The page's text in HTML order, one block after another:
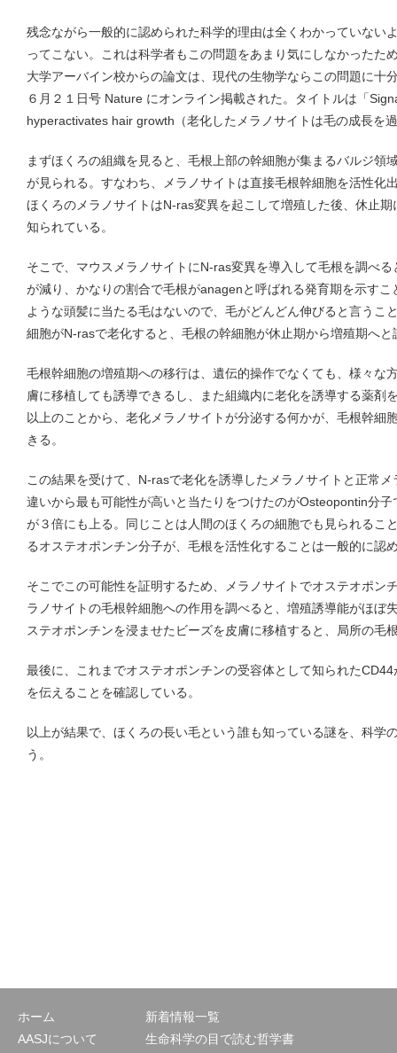
残念ながら一般的に認められた科学的理由は全くわかっていない
ってこない。これは科学者もこの問題をあまり気にしなかったた
大学アーバイン校からの論文は、現代の生物学ならこの問題に十
６月２１日号 Nature にオンライン掲載された。タイトルは「
hyperactivates hair growth（老化したメラノサイトは毛の成長を
まずほくろの組織を見ると、毛根上部の幹細胞が集まるバルジ領
が見られる。すなわち、メラノサイトは直接毛根幹細胞を活性化
ほくろのメラノサイトはN-ras変異を起こして増殖した後、休止
知られている。
そこで、マウスメラノサイトにN-ras変異を導入して毛根を調べ
が減り、かなりの割合で毛根がanagenと呼ばれる発育期を示す
ような頭髪に当たる毛はないので、毛がどんどん伸びると言うこ
細胞がN-rasで老化すると、毛根の幹細胞が休止期から増殖期へ
毛根幹細胞の増殖期への移行は、遺伝的操作でなくても、様々な
膚に移植しても誘導できるし、また組織内に老化を誘導する薬剤
以上のことから、老化メラノサイトが分泌する何かが、毛根幹細
きる。
この結果を受けて、N-rasで老化を誘導したメラノサイトと正常
違いから最も可能性が高いと当たりをつけたのがOsteopontin分
が３倍にも上る。同じことは人間のほくろの細胞でも見られるこ
るオステオポンチン分子が、毛根を活性化することは一般的に認
そこでこの可能性を証明するため、メラノサイトでオステオポン
ラノサイトの毛根幹細胞への作用を調べると、増殖誘導能がほぼ
ステオポンチンを浸ませたビーズを皮膚に移植すると、局所の毛
最後に、これまでオステオポンチンの受容体として知られた
を伝えることを確認している。
以上が結果で、ほくろの長い毛という誰も知っている謎を、科学
う。
ホーム
AASJについて
新着情報一覧
生命科学の目で読む哲学書